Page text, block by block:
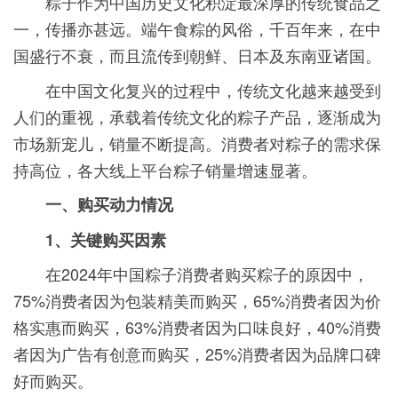
一，传播亦甚远。端午食粽的风俗，千百年来，在中
国盛行不衰，而且流传到朝鲜、日本及东南亚诸国。
在中国文化复兴的过程中，传统文化越来越受到
人们的重视，承载着传统文化的粽子产品，逐渐成为
市场新宠儿，销量不断提高。消费者对粽子的需求保
持高位，各大线上平台粽子销量增速显著。
一、购买动力情况
1、关键购买因素
在2024年中国粽子消费者购买粽子的原因中，
75%消费者因为包装精美而购买，65%消费者因为价
格实惠而购买，63%消费者因为口味良好，40%消费
者因为广告有创意而购买，25%消费者因为品牌口碑
好而购买。